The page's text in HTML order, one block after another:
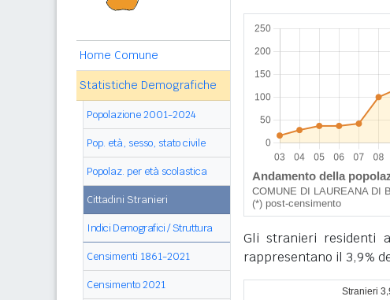
Home Comune
Statistiche Demografiche
Popolazione 2001-2024
Pop. età, sesso, stato civile
Popolaz. per età scolastica
Cittadini Stranieri
Indici Demografici / Struttura
Censimenti 1861-2021
Censimento 2021
Gli stranieri residenti
rappresentano il 3,9%